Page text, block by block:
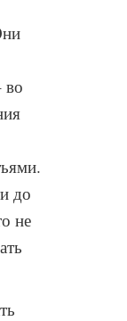
во
до
не